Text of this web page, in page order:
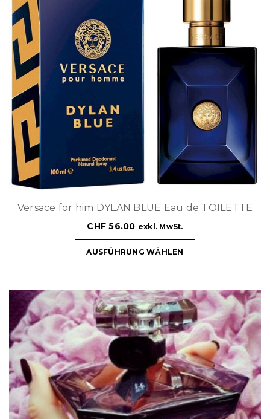
Versace for him DYLAN BLUE Eau de TOILETTE
CHF 56.00 exkl. MwSt.
AUSFÜHRUNG WÄHLEN